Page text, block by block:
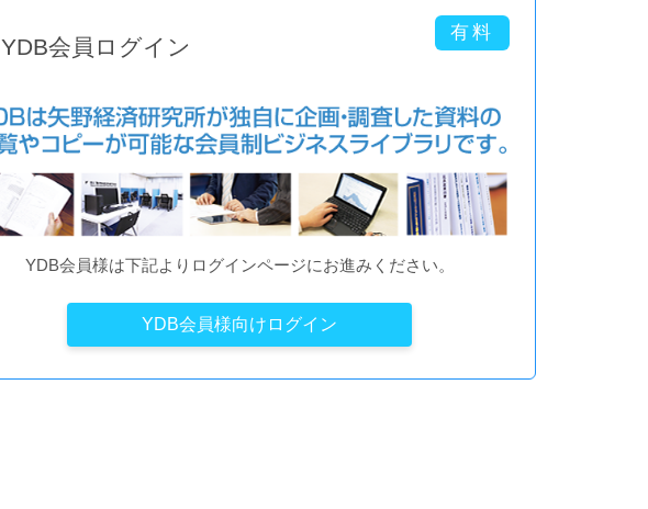
YDB会員ログイン
YDB会員様は下記よりログインページにお進みください。
YDB会員様向けログイン